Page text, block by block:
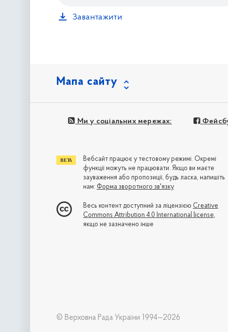
Завантажити
Мапа сайту
Ми у соціальних мережах:
Вебсайт працює у тестовому режимі. Окремі
функції можуть не працювати. Якщо ви маєте
зауваження або пропозиції, будь ласка, напишіть
нам: Форма зворотного зв'язку
Весь контент доступний за ліцензією Creative
Commons Attribution 4.0 International license,
якщо не зазначено інше
© Верховна Рада України 1994—2026